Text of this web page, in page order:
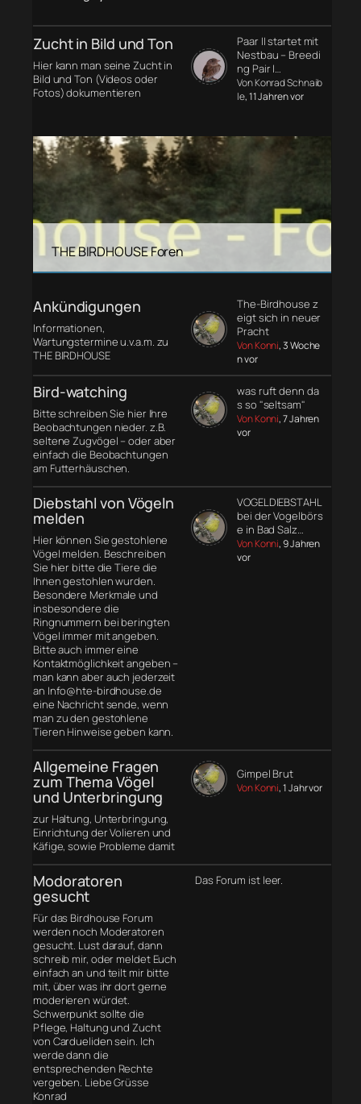
Zucht in Bild und Ton
Hier kann man seine Zucht in
Bild und Ton (Videos oder
Fotos) dokumentieren
Paar II startet mit
Nestbau – Breedi
ng Pair I…
Von Konrad Schnaib
le, 11 Jahren vor
THE BIRDHOUSE Foren
Ankündigungen
Informationen,
Wartungstermine u.v.a.m. zu
THE BIRDHOUSE
The-Birdhouse z
eigt sich in neuer
Pracht
Von Konni, 3 Woche
n vor
Bird-watching
Bitte schreiben Sie hier Ihre
Beobachtungen nieder. z.B.
seltene Zugvögel – oder aber
einfach die Beobachtungen
am Futterhäuschen.
was ruft denn da
s so "seltsam"
Von Konni, 7 Jahren
vor
Diebstahl von Vögeln
melden
Hier können Sie gestohlene
Vögel melden. Beschreiben
Sie hier bitte die Tiere die
Ihnen gestohlen wurden.
Besondere Merkmale und
insbesondere die
Ringnummern bei beringten
Vögel immer mit angeben.
Bitte auch immer eine
Kontaktmöglichkeit angeben –
man kann aber auch jederzeit
an Info@hte-birdhouse.de
eine Nachricht sende, wenn
man zu den gestohlene
Tieren Hinweise geben kann.
VOGELDIEBSTAHL
bei der Vogelbörs
e in Bad Salz…
Von Konni, 9 Jahren
vor
Allgemeine Fragen
zum Thema Vögel
und Unterbringung
zur Haltung, Unterbringung,
Einrichtung der Volieren und
Käfige, sowie Probleme damit
Gimpel Brut
Von Konni, 1 Jahr vor
Modoratoren
gesucht
Für das Birdhouse Forum
werden noch Moderatoren
gesucht. Lust darauf, dann
schreib mir, oder meldet Euch
einfach an und teilt mir bitte
mit, über was ihr dort gerne
moderieren würdet.
Schwerpunkt sollte die
Pflege, Haltung und Zucht
von Cardueliden sein. Ich
werde dann die
entsprechenden Rechte
vergeben. Liebe Grüsse
Konrad
Das Forum ist leer.